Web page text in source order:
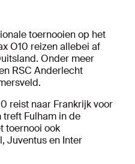
toernooien op het
O10 reizen allebei af
Onder meer
RSC Anderlecht
reist naar Frankrijk voor
treft Fulham in de
toernooi ook
Juventus en Inter